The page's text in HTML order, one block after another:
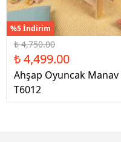
%5 İndirim
₺ 4,750.00
₺ 4,499.00
Ahşap Oyuncak Manav
T6012